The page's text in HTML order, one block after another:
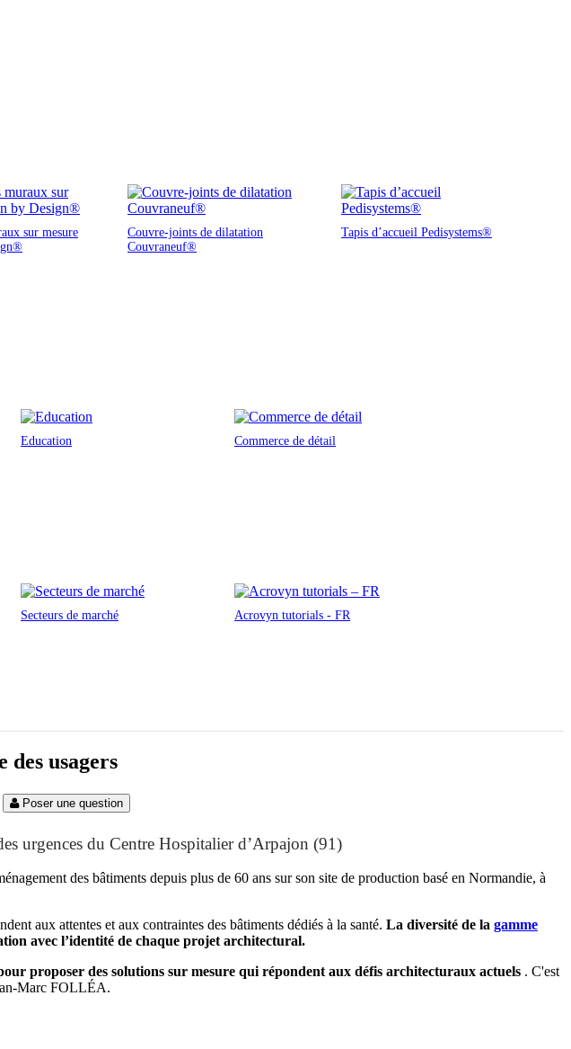
sur mesure
Couvre-joints de dilatation
Couvraneuf®
Tapis d’accueil Pedisystems®
Education Commerce de détail
Secteurs de marché Acrovyn tutorials - FR
usagers
Poser une question
urgences du Centre Hospitalier d’Arpajon (91)
des bâtiments depuis plus de 60 ans sur son site de production basé en Normandie, à
aux attentes et aux contraintes des bâtiments dédiés à la santé. La diversité de la gamme
avec l’identité de chaque projet architectural.
proposer des solutions sur mesure qui répondent aux défis architecturaux actuels . C'est
Marc FOLLÉA.